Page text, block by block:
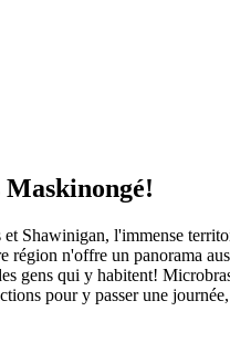
Maskinongé!
Shawinigan, l'immense
région n'offre un panorama
gens qui y habitent!
pour y passer une